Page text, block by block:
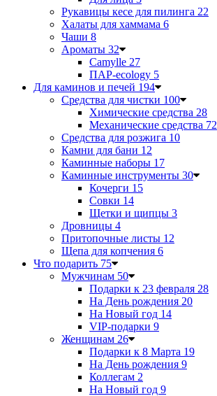
Рукавицы кесе для пилинга 22
Халаты для хаммама 6
Чаши 8
Ароматы 32
Camylle 27
ПАР-ecology 5
Для каминов и печей 194
Средства для чистки 100
Химические средства 28
Механические средства 72
Средства для розжига 10
Камни для бани 12
Каминные наборы 17
Каминные инструменты 30
Кочерги 15
Совки 14
Щетки и щипцы 3
Дровницы 4
Притопочные листы 12
Щепа для копчения 6
Что подарить 75
Мужчинам 50
Подарки к 23 февраля 28
На День рождения 20
На Новый год 14
VIP-подарки 9
Женщинам 26
Подарки к 8 Марта 19
На День рождения 9
Коллегам 2
На Новый год 9